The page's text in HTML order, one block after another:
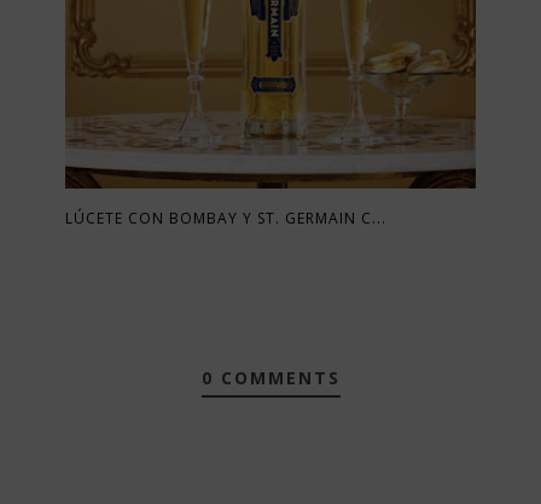
LÚCETE CON BOMBAY Y ST. GERMAIN C...
0 COMMENTS